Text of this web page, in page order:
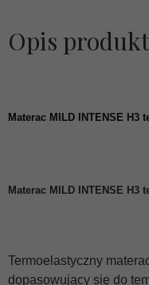
Opis
Materac MILD INTENSE H3
Materac MILD INTENSE H3
Termoelastyczny
dopasowujący się do